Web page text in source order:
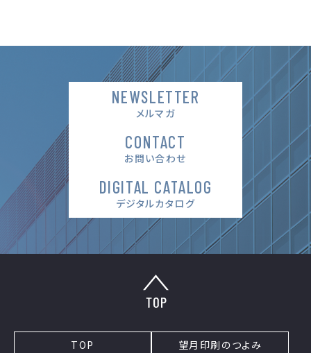
NEWSLETTER
メルマガ
CONTACT
お問い合わせ
DIGITAL CATALOG
デジタルカタログ
TOP
望月印刷のつよみ